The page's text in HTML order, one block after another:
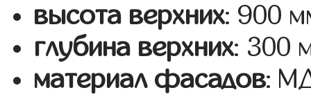
высота верхних: 900
глубина верхних: 300
материал фасадов: